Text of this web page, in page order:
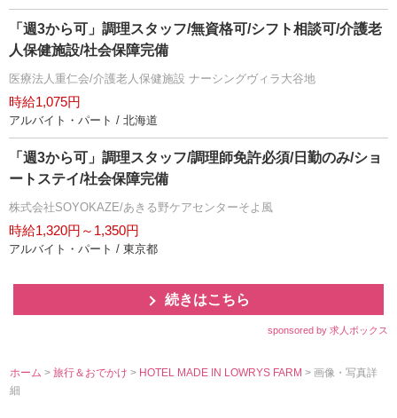
「週3から可」調理スタッフ/無資格可/シフト相談可/介護老
人保健施設/社会保障完備
医療法人重仁会/介護老人保健施設 ナーシングヴィラ大谷地
時給1,075円
アルバイト・パート / 北海道
「週3から可」調理スタッフ/調理師免許必須/日勤のみ/ショ
ートステイ/社会保障完備
株式会社SOYOKAZE/あきる野ケアセンターそよ風
時給1,320円～1,350円
アルバイト・パート / 東京都
続きはこちら
sponsored by 求人ボックス
ホーム >旅行＆おでかけ> HOTEL MADE IN LOWRYS FARM> 画像・写真詳
細